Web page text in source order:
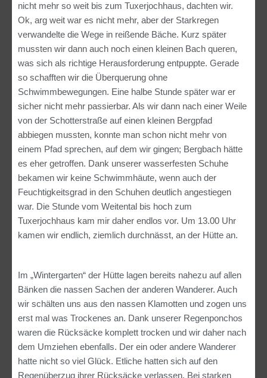
nicht mehr so weit bis zum Tuxerjochhaus, dachten wir.
Ok, arg weit war es nicht mehr, aber der Starkregen
verwandelte die Wege in reißende Bäche. Kurz später
mussten wir dann auch noch einen kleinen Bach queren,
was sich als richtige Herausforderung entpuppte. Gerade
so schafften wir die Überquerung ohne
Schwimmbewegungen. Eine halbe Stunde später war er
sicher nicht mehr passierbar. Als wir dann nach einer Weile
von der Schotterstraße auf einen kleinen Bergpfad
abbiegen mussten, konnte man schon nicht mehr von
einem Pfad sprechen, auf dem wir gingen; Bergbach hätte
es eher getroffen. Dank unserer wasserfesten Schuhe
bekamen wir keine Schwimmhäute, wenn auch der
Feuchtigkeitsgrad in den Schuhen deutlich angestiegen
war. Die Stunde vom Weitental bis hoch zum
Tuxerjochhaus kam mir daher endlos vor. Um 13.00 Uhr
kamen wir endlich, ziemlich durchnässt, an der Hütte an.
Im „Wintergarten“ der Hütte lagen bereits nahezu auf allen
Bänken die nassen Sachen der anderen Wanderer. Auch
wir schälten uns aus den nassen Klamotten und zogen uns
erst mal was Trockenes an. Dank unserer Regenponchos
waren die Rücksäcke komplett trocken und wir daher nach
dem Umziehen ebenfalls. Der ein oder andere Wanderer
hatte nicht so viel Glück. Etliche hatten sich auf den
Regenüberzug ihrer Rücksäcke verlassen. Bei starken